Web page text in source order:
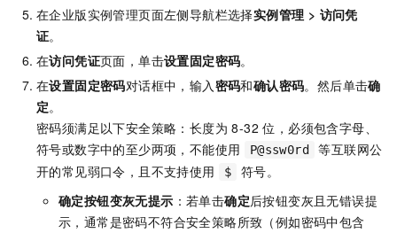
在企业版实例管理页面左侧导航栏选择实例管理 > 访问凭
证。
在访问凭证页面，单击设置固定密码。
在设置固定密码对话框中，输入密码和确认密码。然后单击确
定。
密码须满足以下安全策略：长度为 8-32 位，必须包含字母、
符号或数字中的至少两项，不能使用
P@ssw0rd
等互联网公
开的常见弱口令，且不支持使用
$
符号。
确定按钮变灰无提示 ：若单击确定后按钮变灰且无错误提
示，通常是密码不符合安全策略所致（例如密码中包含